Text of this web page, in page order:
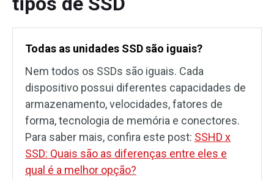
Todas as unidades SSD são iguais?
Nem todos os SSDs são iguais. Cada
dispositivo possui diferentes capacidades de
armazenamento, velocidades, fatores de
forma, tecnologia de memória e conectores.
Para saber mais, confira este post: SSHD x
SSD: Quais são as diferenças entre eles e
qual é a melhor opção?